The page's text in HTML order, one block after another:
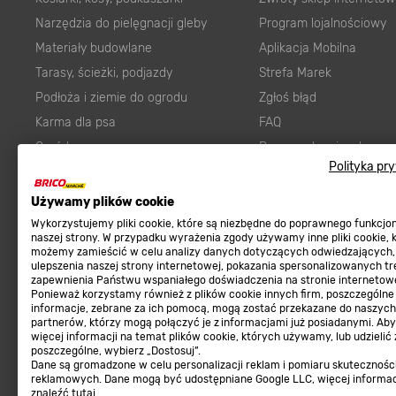
Polityka
Używamy plików cookie
Wykorzystujemy pliki cookie, które są niezbędne do poprawnego
naszej strony. W przypadku wyrażenia zgody używamy inne pliki cookie,
możemy zamieścić w celu analizy danych dotyczących odwiedzających,
ulepszenia naszej strony internetowej, pokazania spersonalizowanych
zapewnienia Państwu wspaniałego doświadczenia na stronie
Ponieważ korzystamy również z plików cookie innych firm, poszczególne
informacje, zebrane za ich pomocą, mogą zostać przekazane do naszych
partnerów, którzy mogą połączyć je z informacjami już posiadanymi.
więcej informacji na temat plików cookie, których używamy, lub udzielić
poszczególne, wybierz „Dostosuj”.
Dane są gromadzone w celu personalizacji reklam i pomiaru
reklamowych. Dane mogą być udostępniane Google LLC, więcej
znaleźć tutaj
Narzędzia do pielęgnacji gleby
Materiały budowlane
Tarasy, ścieżki, podjazdy
Podłoża i ziemie do ogrodu
Karma dla psa
Ogród
Elektryka
Panele
Elektronarzędzia
Płytki
Panele podłogowe
Płyty OSB/HDF
Grabie do ogrodu
Program lojalnościowy
Aplikacja Mobilna
Strefa Marek
Zgłoś błąd
FAQ
Prawny obowiązek
zgodności towaru z
Regulaminy
Regulaminy
Polityka prywatności